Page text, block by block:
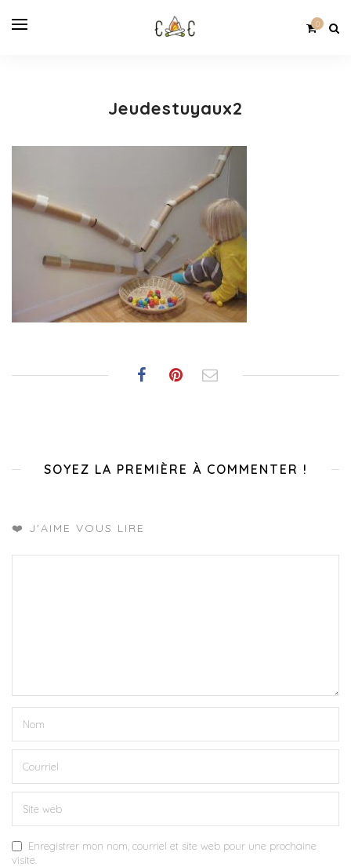
0
Jeudestuyaux2
SOYEZ LA PREMIÈRE À COMMENTER !
❤️ J'AIME VOUS LIRE
Enregistrer mon nom, courriel et site web pour une prochaine
visite.